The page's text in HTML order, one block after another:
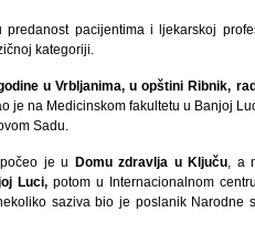
predanost pacijentima i ljekarskoj
kategoriji.
u Vrbljanima, u opštini Ribnik,
je na Medicinskom fakultetu u Banjoj
Sadu.
je u Domu zdravlja u Ključu, a
Luci, potom u Internacionalnom
saziva bio je poslanik Narodne